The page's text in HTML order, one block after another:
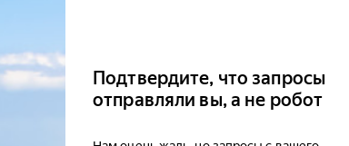
Подтвердите, что запросы
отправляли вы, а не робот